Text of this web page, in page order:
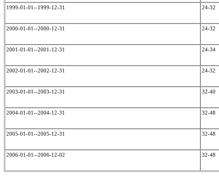
1999-01-01--1999-12-31 24-32
2000-01-01--2000-12-31 24-32
2001-01-01--2001-12-31 24-34
2002-01-01--2002-12-31 24-32
2003-01-01--2003-12-31 32-40
2004-01-01--2004-12-31 32-48
2005-01-01--2005-12-31 32-48
2006-01-01--2006-12-02 32-48